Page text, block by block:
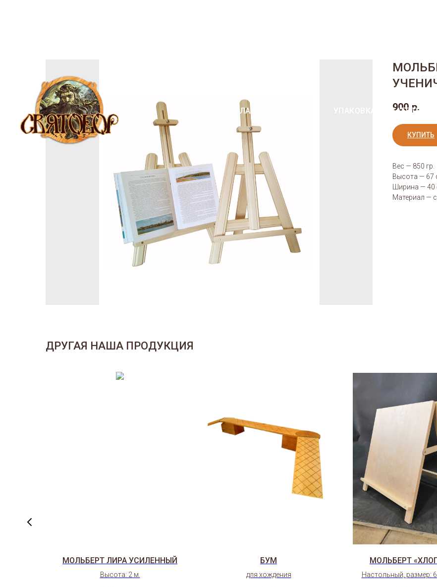
ОПЛАТА БАГЕТНАЯ
900 р.
КУПИТЬ
Вес — 850 гр.
Высота — 67
Ширина — 40
Материал —
ДРУГАЯ НАША ПРОДУКЦИЯ
МОЛЬБЕРТ ЛИРА УСИЛЕННЫЙ
Высота: 2 м.
БУМ
для хождения
МОЛЬБЕРТ
Настольный, размер: